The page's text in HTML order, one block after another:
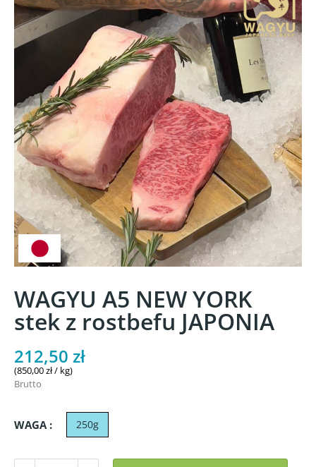
WAGYU A5 NEW YORK
stek z rostbefu JAPONIA
212,50 zł
(850,00 zł / kg)
Brutto
WAGA : 250g